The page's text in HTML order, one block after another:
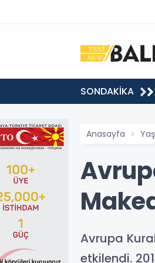
SONDAKİKA
Anasayfa
Avrupa
etkilendi.